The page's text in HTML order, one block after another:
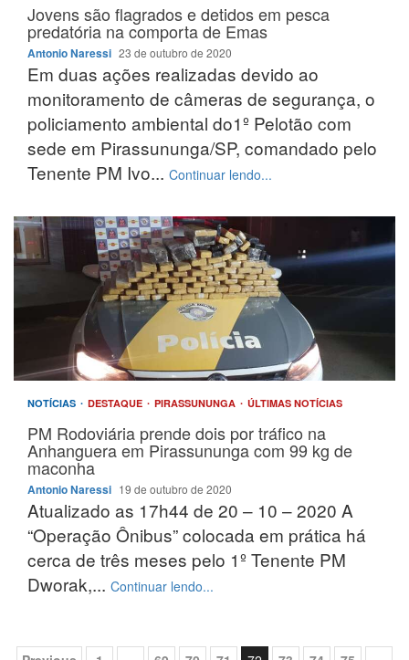
Jovens são flagrados e detidos em pesca
predatória na comporta de Emas
Antonio Naressi 23 de outubro de 2020
Em duas ações realizadas devido ao
monitoramento de câmeras de segurança, o
policiamento ambiental do1º Pelotão com
sede em Pirassununga/SP, comandado pelo
Tenente PM Ivo... Continuar lendo...
NOTÍCIAS DESTAQUE PIRASSUNUNGA ÚLTIMAS NOTÍCIAS
PM Rodoviária prende dois por tráfico na
Anhanguera em Pirassununga com 99 kg de
maconha
Antonio Naressi 19 de outubro de 2020
Atualizado as 17h44 de 20 – 10 – 2020 A
“Operação Ônibus” colocada em prática há
cerca de três meses pelo 1º Tenente PM
Dworak,... Continuar lendo...